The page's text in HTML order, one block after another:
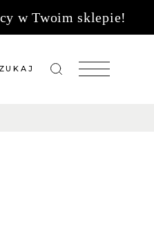
w Twoim sklepie!